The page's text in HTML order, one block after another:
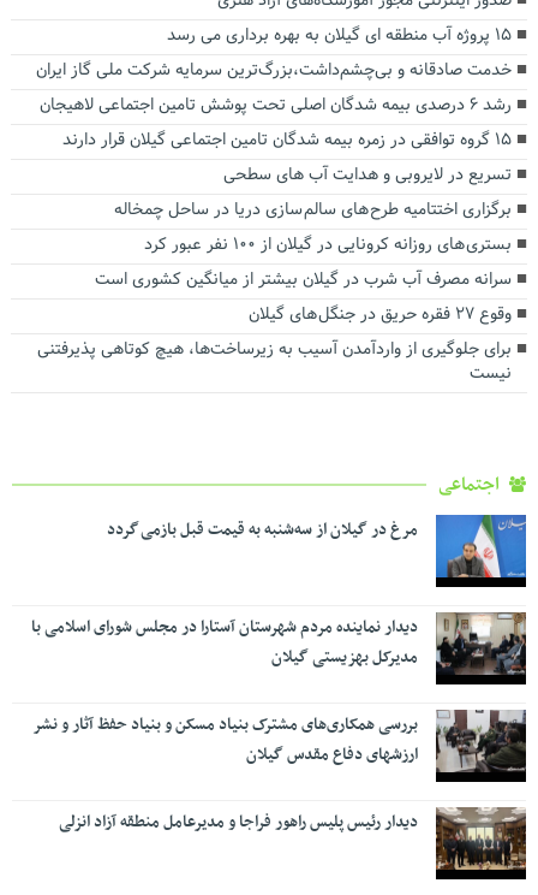
۱۵ پروژه آب منطقه ای گیلان به بهره برداری می رسد
خدمت صادقانه و بی‌چشم‌داشت،بزرگ‌ترین سرمایه شرکت ملی گاز ایران
رشد ۶ درصدی بیمه شدگان اصلی تحت پوشش تامین اجتماعی لاهیجان
۱۵ گروه توافقی در زمره بیمه شدگان تامین اجتماعی گیلان قرار دارند
تسریع در لایروبی و هدایت آب های سطحی
برگزاری اختتامیه طرح های سالم سازی دریا در ساحل چمخاله
بستری های روزانه کرونایی در گیلان از ۱۰۰ نفر عبور کرد
سرانه مصرف آب شرب در گیلان بیشتر از میانگین کشوری است
وقوع ۲۷ فقره حریق در جنگل های گیلان
برای جلوگیری از واردآمدن آسیب به زیرساخت‌ها، هیچ کوتاهی پذیرفتنی
نیست
اجتماعی
مرغ در گیلان از سه‌شنبه به قیمت قبل بازمی گردد
دیدار نماینده مردم شهرستان آستارا در مجلس شورای اسلامی با
مدیرکل بهزیستی گیلان
بررسی همکاری‌های مشترک بنیاد مسکن و بنیاد حفظ آثار و نشر
ارزشهای دفاع مقدس گیلان
دیدار رئیس پلیس راهور فراجا و مدیرعامل منطقه آزاد انزلی